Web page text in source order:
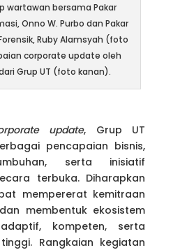
wartawan bersama Pakar
Onno W. Purbo dan Pakar
Ruby Alamsyah (foto
corporate update oleh
Grup UT (foto kanan).
update, Grup UT
pencapaian bisnis,
serta inisiatif
terbuka. Diharapkan
mempererat kemitraan
membentuk ekosistem
kompeten, serta
Rangkaian kegiatan